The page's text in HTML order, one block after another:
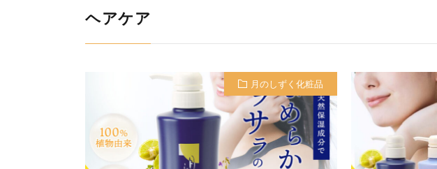
ヘアケア
月のしずく化粧品